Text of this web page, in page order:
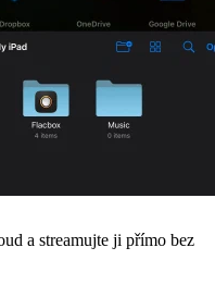
a streamujte ji přímo bez